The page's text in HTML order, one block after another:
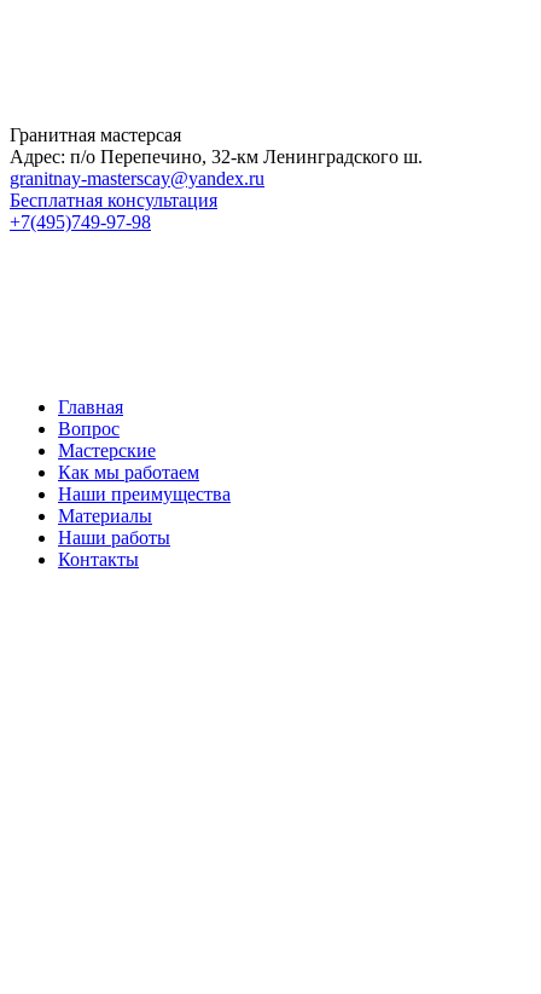
Гранитная мастерсая
Адрес: п/о Перепечино, 32-км Ленинградского ш.
granitnay-masterscay@yandex.ru
Бесплатная консультация
+7(495)749-97-98
Главная
Вопрос
Мастерские
Как мы работаем
Наши преимущества
Материалы
Наши работы
Контакты